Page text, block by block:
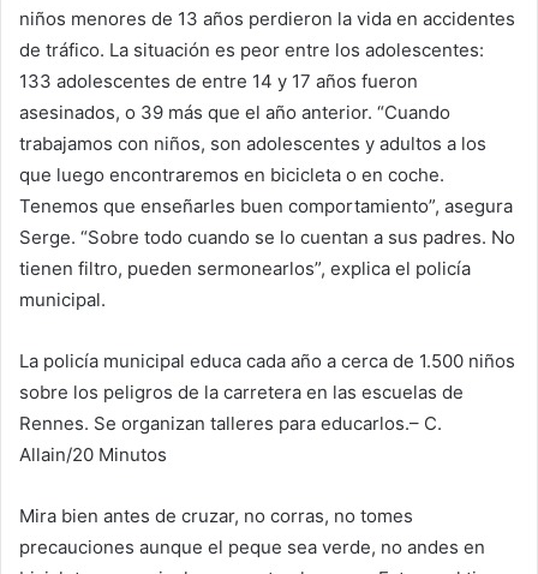
niños menores de 13 años perdieron la vida en accidentes
de tráfico. La situación es peor entre los adolescentes:
133 adolescentes de entre 14 y 17 años fueron
asesinados, o 39 más que el año anterior. “Cuando
trabajamos con niños, son adolescentes y adultos a los
que luego encontraremos en bicicleta o en coche.
Tenemos que enseñarles buen comportamiento”, asegura
Serge. “Sobre todo cuando se lo cuentan a sus padres. No
tienen filtro, pueden sermonearlos”, explica el policía
municipal.
La policía municipal educa cada año a cerca de 1.500 niños
sobre los peligros de la carretera en las escuelas de
Rennes. Se organizan talleres para educarlos.– C.
Allain/20 Minutos
Mira bien antes de cruzar, no corras, no tomes
precauciones aunque el peque sea verde, no andes en